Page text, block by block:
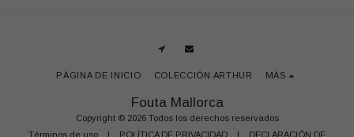
Fouta Mallorca
Copyright © 2026 Todos los derechos reservados
Términos de uso | POLÍTICA DE PRIVACIDAD | DECLARACIÓN DE
PÁGINA DE INICIO COLECCIÓN ARTHUR MÁS